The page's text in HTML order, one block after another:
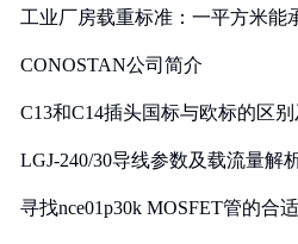
工业厂房载重标准：一平方米能
CONOSTAN公司简介
C13和C14插头国标与欧标的区
LGJ-240/30导线参数及载流量解
寻找nce01p30k MOSFET管的合